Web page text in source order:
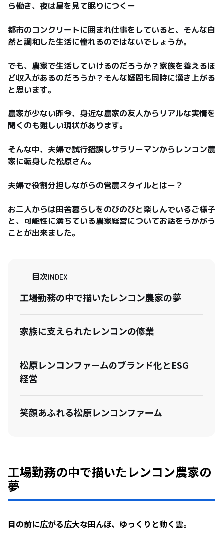
ら働き、夜は星を見て眠りにつくー
都市のコンクリートに囲まれ仕事をしていると、そんな自
然と調和した生活に憧れるのではないでしょうか。
でも、農家で生活していけるのだろうか？家族を養えるほ
ど収入があるのだろうか？そんな疑問も同時に湧き上がる
と思います。
農家が少ない昨今、身近な農家の友人からリアルな実情を
聞くのも難しい現状があります。
そんな中、夫婦で試行錯誤しサラリーマンからレンコン農
家に転身した松原さん。
夫婦で役割分担しながらの営農スタイルとはー？
お二人からは田舎暮らしをのびのびと楽しんでいるご様子
と、可能性に満ちている農家経営についてお話をうかがう
ことが出来ました。
目次INDEX
工場勤務の中で描いたレンコン農家の夢
家族に支えられたレンコンの修業
松原レンコンファームのブランド化とESG
経営
笑顔あふれる松原レンコンファーム
工場勤務の中で描いたレンコン農家の
夢
目の前に広がる広大な田んぼ、ゆっくりと動く雲。